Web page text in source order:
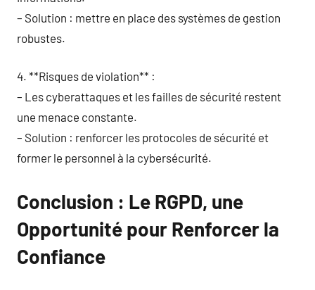
– Solution : mettre en place des systèmes de gestion
robustes.
4. **Risques de violation** :
– Les cyberattaques et les failles de sécurité restent
une menace constante.
– Solution : renforcer les protocoles de sécurité et
former le personnel à la cybersécurité.
Conclusion : Le RGPD, une
Opportunité pour Renforcer la
Confiance